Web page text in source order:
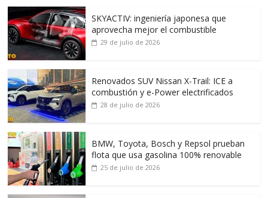
SKYACTIV: ingeniería japonesa que
aprovecha mejor el combustible
29 de julio de 2026
Renovados SUV Nissan X-Trail: ICE a
combustión y e-Power electrificados
28 de julio de 2026
BMW, Toyota, Bosch y Repsol prueban
flota que usa gasolina 100% renovable
25 de julio de 2026